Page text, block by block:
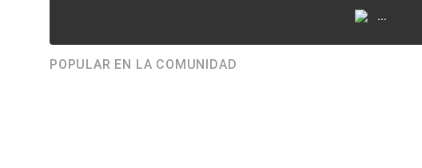
...
POPULAR EN LA COMUNIDAD